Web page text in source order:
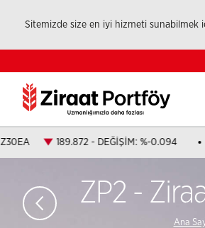
Sitemizde size en iyi hizmeti sunabilmek
189.872 - DEĞİŞİM: %-0.094
ZP2 -
Ana